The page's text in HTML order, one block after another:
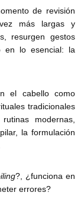
de revisión
más largas y
resurgen gestos
en lo esencial: la
el cabello como
tradicionales
modernas,
la formulación
?, ¿funciona en
errores?